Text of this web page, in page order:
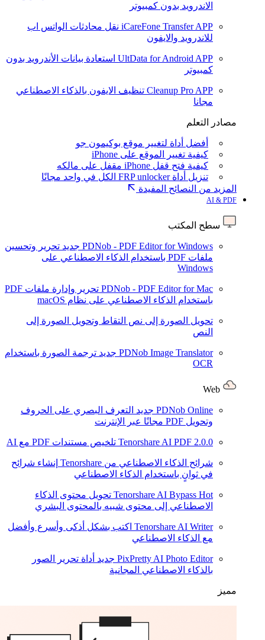
الاندرويد بدون كمبيوتر
iCareFone Transfer APP نقل محادثات الواتس اب
للاندرويد والايفون
UltData for Android APP استعادة بيانات الأندرويد بدون
كمبيوتر
Cleanup Pro APP تنظيف الايفون بالذكاء الاصطناعي
مجانا
مصادر التعلم
أفضل أداة لتغيير موقع بوكيمون جو
كيفية تغيير الموقع على iPhone
كيفية فتح قفل iPhone مقفل على مالكه
تنزيل أداة FRP unlocker الكل في واحد مجانًا
المزيد من النصائح المفيدة
AI & PDF
سطح المكتب
PDNob - PDF Editor for Windows جديد تحرير وتحسين
ملفات PDF باستخدام الذكاء الاصطناعي على
Windows
PDNob - PDF Editor for Mac
تحرير وإدارة ملفات PDF
باستخدام الذكاء الاصطناعي على نظام macOS
تحويل الصورة إلى نص التقاط وتحويل الصورة إلى
النص
PDNob Image Translator جديد ترجمة الصورة باستخدام
OCR
PDNob Online جديد التعرف البصري على الحروف
وتحويل PDF مجانًا عبر الإنترنت
Tenorshare AI PDF 2.0.0 تلخيص مستندات PDF مع AI
شرائح الذكاء الاصطناعي من Tenorshare
إنشاء شرائح
في ثوانٍ باستخدام الذكاء الاصطناعي
Tenorshare AI Bypass Hot
تحويل محتوى الذكاء
الاصطناعي إلى محتوى شبيه بالمحتوى البشري
Tenorshare AI Writer اكتب بشكل أذكى وأسرع وأفضل
مع الذكاء الاصطناعي
PixPretty AI Photo Editor جديد أداة تحرير الصور
بالذكاء الاصطناعي المجانية
مميز